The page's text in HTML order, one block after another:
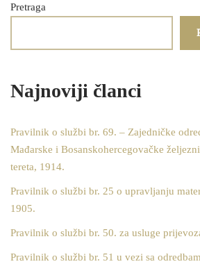
Pretraga
Najnoviji članci
Pravilnik o službi br. 69. – Zajedničke
Mađarske i Bosanskohercegovačke
tereta, 1914.
Pravilnik o službi br. 25 o upravljanju
1905.
Pravilnik o službi br. 50. za usluge
Pravilnik o službi br. 51 u vezi sa